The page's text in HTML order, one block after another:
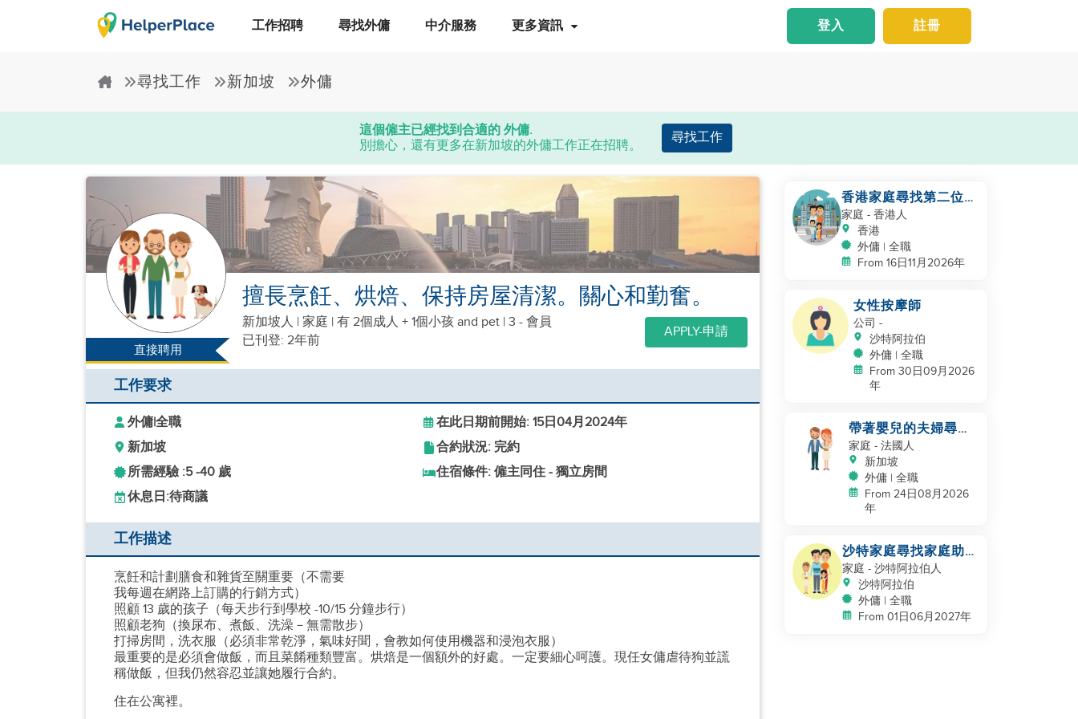
工作招聘 尋找外傭 中介服務 更多資訊 註冊
登入
尋找工作 新加坡 外傭
這個僱主已經找到合適的 外傭.
別擔心，還有更多在新加坡的外傭工作正在招聘。
尋找工作
直接聘用
擅長烹飪、烘焙、保持房屋清潔。關心和勤奮。
新加坡人 | 家庭 | 有 2個成人 + 1個小孩 and pet | 3 - 會員
已刊登: 2年前
APPLY-申請
工作要求
外傭|全職
在此日期前開始: 15日04月2024年
新加坡
合約狀況: 完約
所需經驗 :5 -40 歲
住宿條件: 僱主同住 - 獨立房間
休息日:待商議
工作描述
烹飪和計劃膳食和雜貨至關重要（不需要
我每週在網路上訂購的行銷方式）
照顧 13 歲的孩子（每天步行到學校 -10/15 分鐘步行）
照顧老狗（換尿布、煮飯、洗澡－無需散步）
打掃房間，洗衣服（必須非常乾淨，氣味好聞，會教如何使用機器和浸泡衣服）
最重要的是必須會做飯，而且菜餚種類豐富。烘焙是一個額外的好處。一定要細心呵護。現任女傭虐待狗並謊
稱做飯，但我仍然容忍並讓她履行合約。
住在公寓裡。
香港家庭尋找第二位幫
手照顧幼兒
家庭 - 香港人
香港
外傭 | 全職
From 16日11月2026年
女性按摩師
公司 -
沙特阿拉伯
外傭 | 全職
From 30日09月2026
年
帶著嬰兒的夫婦尋找
幫手
家庭 - 法國人
新加坡
外傭 | 全職
From 24日08月2026
年
沙特家庭尋找家庭助
理，保姆
家庭 - 沙特阿拉伯人
沙特阿拉伯
外傭 | 全職
From 01日06月2027年